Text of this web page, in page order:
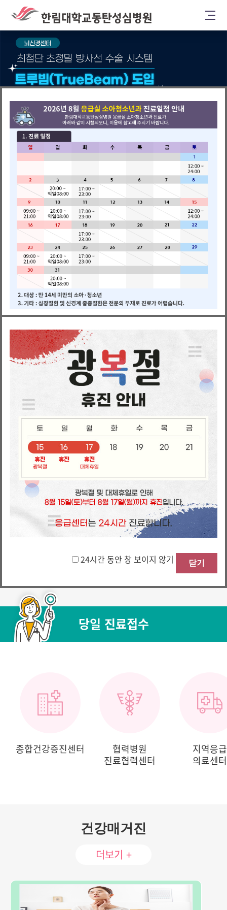
24시간 동안 창 보이지 않기
24시간 동안 창 보이지 않기 닫기
진료예약
회원예약
비회원예약
진료시간표
의료진 찾기
의료진 검색
서류발급
의무기록 사본
진료과/센터
이동
당일 진료접수
종합건강증진센터
협력병원
진료협력센터
지역응급
의료센터
건강매거진
더보기 +